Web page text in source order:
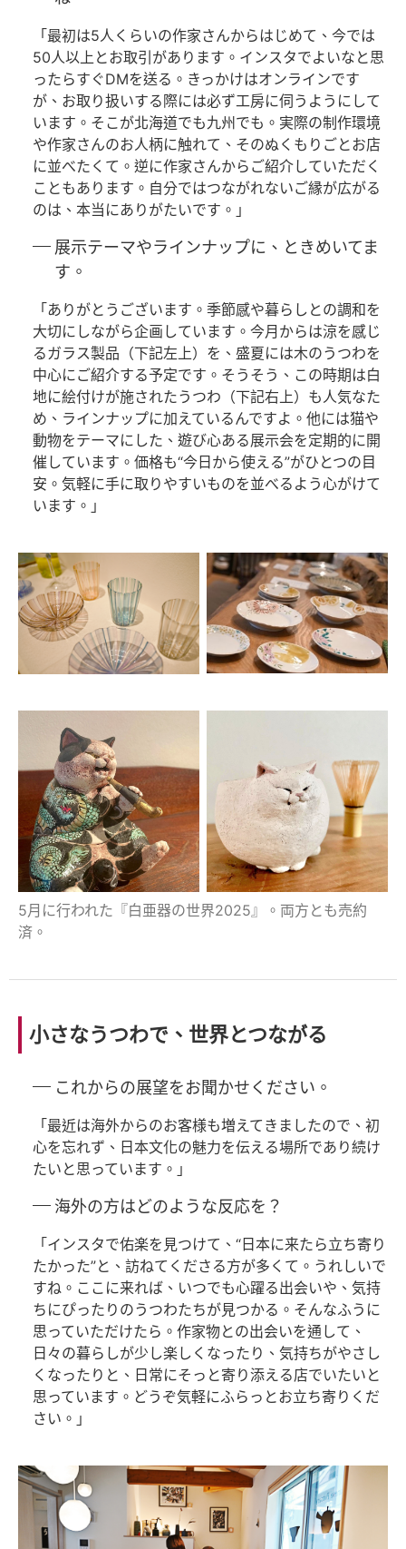
「最初は5人くらいの作家さんからはじめて、今では
50人以上とお取引があります。インスタでよいなと思
ったらすぐDMを送る。きっかけはオンラインです
が、お取り扱いする際には必ず工房に伺うようにして
います。そこが北海道でも九州でも。実際の制作環境
や作家さんのお人柄に触れて、そのぬくもりごとお店
に並べたくて。逆に作家さんからご紹介していただく
こともあります。自分ではつながれないご縁が広がる
のは、本当にありがたいです。」
展示テーマやラインナップに、ときめいてま
す。
「ありがとうございます。季節感や暮らしとの調和を
大切にしながら企画しています。今月からは涼を感じ
るガラス製品（下記左上）を、盛夏には木のうつわを
中心にご紹介する予定です。そうそう、この時期は白
地に絵付けが施されたうつわ（下記右上）も人気なた
め、ラインナップに加えているんですよ。他には猫や
動物をテーマにした、遊び心ある展示会を定期的に開
催しています。価格も“今日から使える”がひとつの目
安。気軽に手に取りやすいものを並べるよう心がけて
います。」
5月に行われた『白亜器の世界2025』。両方とも売約
済。
小さなうつわで、世界とつながる
これからの展望をお聞かせください。
「最近は海外からのお客様も増えてきましたので、初
心を忘れず、日本文化の魅力を伝える場所であり続け
たいと思っています。」
海外の方はどのような反応を？
「インスタで佑楽を見つけて、“日本に来たら立ち寄り
たかった”と、訪ねてくださる方が多くて。うれしいで
すね。ここに来れば、いつでも心躍る出会いや、気持
ちにぴったりのうつわたちが見つかる。そんなふうに
思っていただけたら。作家物との出会いを通して、
日々の暮らしが少し楽しくなったり、気持ちがやさし
くなったりと、日常にそっと寄り添える店でいたいと
思っています。どうぞ気軽にふらっとお立ち寄りくだ
さい。」